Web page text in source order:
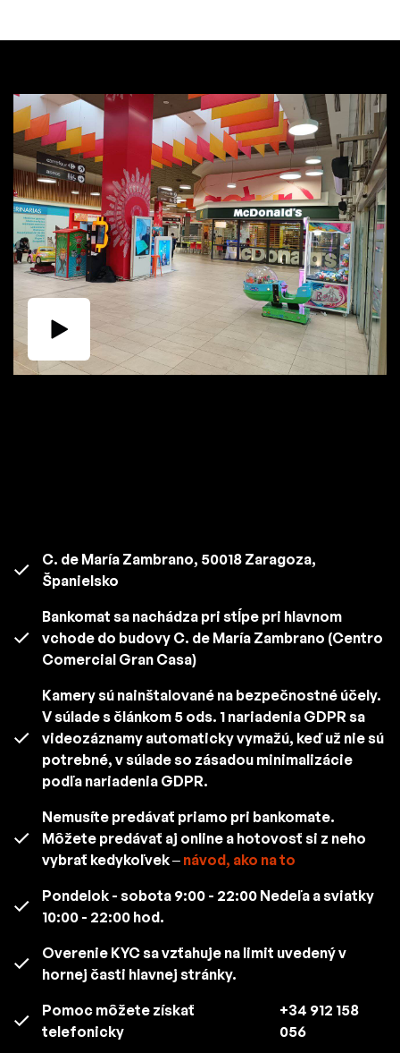
C. de María Zambrano, 50018 Zaragoza,
Španielsko
Bankomat sa nachádza pri stĺpe pri hlavnom
vchode do budovy C. de María Zambrano (Centro
Comercial Gran Casa)
Kamery sú nainštalované na bezpečnostné účely.
V súlade s článkom 5 ods. 1 nariadenia GDPR sa
videozáznamy automaticky vymažú, keď už nie sú
potrebné, v súlade so zásadou minimalizácie
podľa nariadenia GDPR.
Nemusíte predávať priamo pri bankomate.
Môžete predávať aj online a hotovosť si z neho
vybrať kedykoľvek – návod, ako na to
Pondelok - sobota 9:00 - 22:00 Nedeľa a sviatky
10:00 - 22:00 hod.
Overenie KYC sa vzťahuje na limit uvedený v
hornej časti hlavnej stránky.
Pomoc môžete získať
telefonicky
+34 912 158
056